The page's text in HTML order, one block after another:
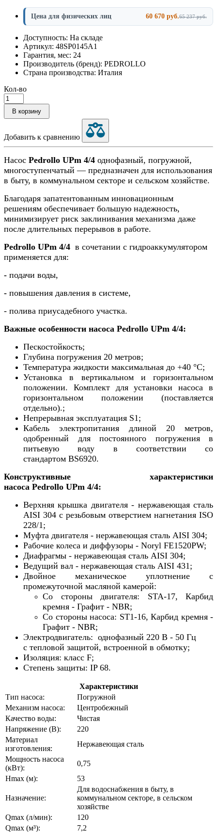
Цена для физических лиц 60 670 руб.65 237 руб.
Доступность: На складе
Артикул: 48SP0145A1
Гарантия, мес: 24
Производитель (бренд): PEDROLLO
Страна производства: Италия
Кол-во
В корзину
Добавить к сравнению
Насос Pedrollo UPm 4/4 однофазный, погружной,
многоступенчатый — предназначен для использования
в быту, в коммунальном секторе и сельском хозяйстве.
Благодаря запатентованным инновационным
решениям обеспечивает большую надежность,
минимизирует риск заклинивания механизма даже
после длительных перерывов в работе.
Pedrollo UPm 4/4 в сочетании с гидроаккумулятором
применяется для:
- подачи воды,
- повышения давления в системе,
- полива приусадебного участка.
Важные особенности насоса Pedrollo UPm 4/4:
Пескостойкость;
Глубина погружения 20 метров;
Температура жидкости максимальная до +40 °C;
Установка в вертикальном и горизонтальном
положении. Комплект для установки насоса в
горизонтальном положении (поставляется
отдельно).;
Непрерывная эксплуатация S1;
Кабель электропитания длиной 20 метров,
одобренный для постоянного погружения в
питьевую воду в соответствии со
стандартом BS6920.
Конструктивные характеристики
насоса Pedrollo UPm 4/4:
Верхняя крышка двигателя - нержавеющая сталь
AISI 304 с резьбовым отверстием нагнетания ISO
228/1;
Муфта двигателя - нержавеющая сталь AISI 304;
Рабочие колеса и диффузоры - Noryl FE1520PW;
Диафрагмы - нержавеющая сталь AISI 304;
Ведущий вал - нержавеющая сталь AISI 431;
Двойное механическое уплотнение с
промежуточной масляной камерой:
Со стороны двигателя: STA-17, Карбид
кремня - Графит - NBR;
Со стороны насоса: ST1-16, Карбид кремня -
Графит - NBR;
Электродвигатель: однофазный 220 В - 50 Гц
с тепловой защитой, встроенной в обмотку;
Изоляция: класс F;
Степень защиты: IP 68.
Характеристики
Тип насоса:
Погружной
Механизм насоса:
Центробежный
Качество воды:
Чистая
Напряжение (В):
220
Материал
изготовления:
Нержавеющая сталь
Мощность насоса
(кВт):
0,75
Hmax (м):
53
Назначение:
Для водоснабжения в быту, в
коммунальном секторе, в сельском
хозяйстве
Qmax (л/мин):
120
Qmax (м³):
7,2